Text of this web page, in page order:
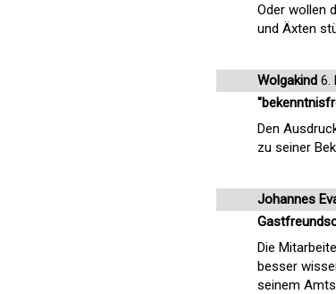
Oder wollen
und Äxten
Wolgakind 6.
Den
zu seiner
Johannes
Die
besser
seinem